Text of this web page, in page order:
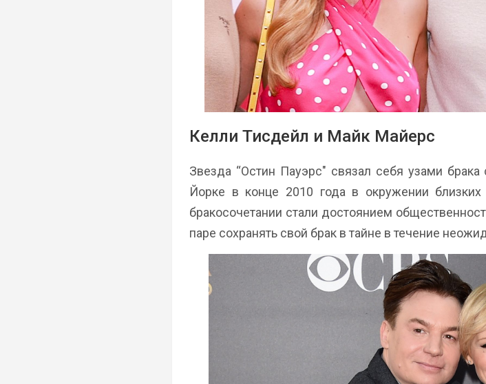
Келли Тисдейл и Майк Майерс
Звезда “Остин Пауэрс" связал себя узами
Йорке в конце 2010 года в окружении
бракосочетании стали достоянием
паре сохранять свой брак в тайне в течение